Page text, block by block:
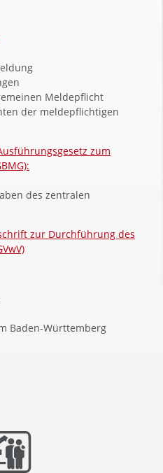
Meldepflicht
der meldepflichtigen
zum
des zentralen
zur Durchführung des
Baden-Württemberg